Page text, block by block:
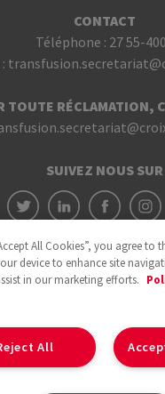
CONTACT
Téléphone : 27 55-
TOUTE RÉCLAMATION,
SUIVEZ NOUS SUR
All Cookies”, you agree to
device to enhance site
in our marketing efforts.
All